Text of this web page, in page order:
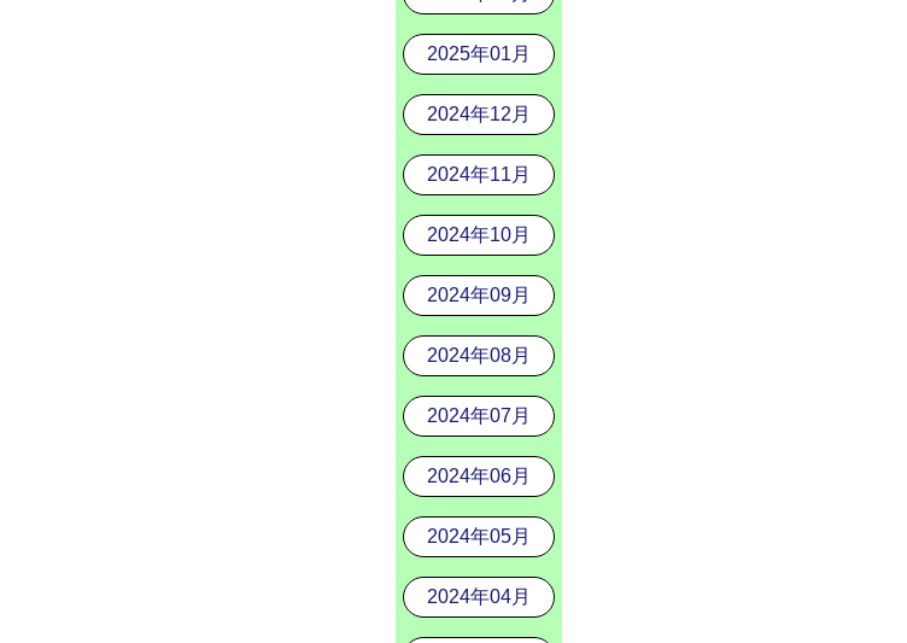
2025年01月
2024年12月
2024年11月
2024年10月
2024年09月
2024年08月
2024年07月
2024年06月
2024年05月
2024年04月